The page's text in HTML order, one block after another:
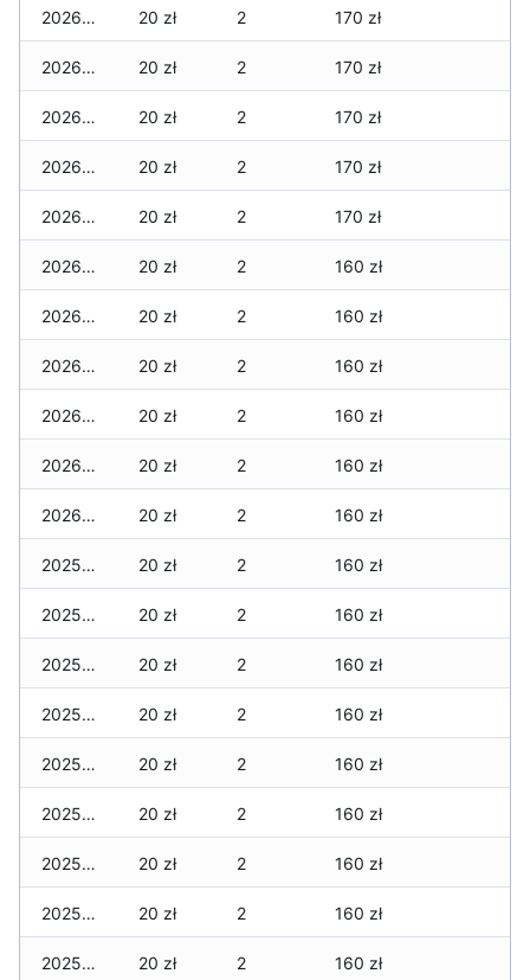
2026-01-12 20 zł 2 170 zł
2026-01-11 20 zł 2 170 zł
2026-01-09 20 zł 2 170 zł
2026-01-08 20 zł 2 170 zł
2026-01-07 20 zł 2 170 zł
2026-01-06 20 zł 2 160 zł
2026-01-05 20 zł 2 160 zł
2026-01-04 20 zł 2 160 zł
2026-01-03 20 zł 2 160 zł
2026-01-02 20 zł 2 160 zł
2026-01-01 20 zł 2 160 zł
2025-12-31 20 zł 2 160 zł
2025-12-30 20 zł 2 160 zł
2025-12-29 20 zł 2 160 zł
2025-12-28 20 zł 2 160 zł
2025-12-27 20 zł 2 160 zł
2025-12-26 20 zł 2 160 zł
2025-12-25 20 zł 2 160 zł
2025-12-24 20 zł 2 160 zł
2025-12-23 20 zł 2 160 zł